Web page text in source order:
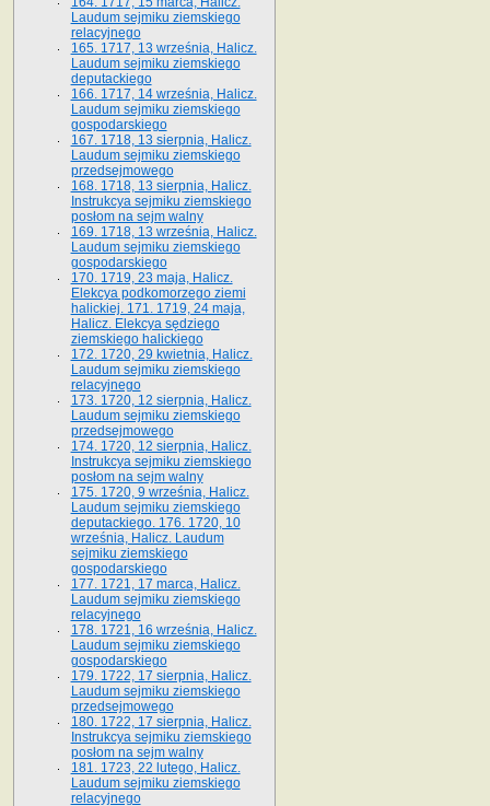
Laudum sejmiku ziemskiego
relacyjnego
165. 1717, 13 września, Halicz.
Laudum sejmiku ziemskiego
deputackiego
166. 1717, 14 września, Halicz.
Laudum sejmiku ziemskiego
gospodarskiego
167. 1718, 13 sierpnia, Halicz.
Laudum sejmiku ziemskiego
przedsejmowego
168. 1718, 13 sierpnia, Halicz.
Instrukcya sejmiku ziemskiego
posłom na sejm walny
169. 1718, 13 września, Halicz.
Laudum sejmiku ziemskiego
gospodarskiego
170. 1719, 23 maja, Halicz.
Elekcya podkomorzego ziemi
halickiej. 171. 1719, 24 maja,
Halicz. Elekcya sędziego
ziemskiego halickiego
172. 1720, 29 kwietnia, Halicz.
Laudum sejmiku ziemskiego
relacyjnego
173. 1720, 12 sierpnia, Halicz.
Laudum sejmiku ziemskiego
przedsejmowego
174. 1720, 12 sierpnia, Halicz.
Instrukcya sejmiku ziemskiego
posłom na sejm walny
175. 1720, 9 września, Halicz.
Laudum sejmiku ziemskiego
deputackiego. 176. 1720, 10
września, Halicz. Laudum
sejmiku ziemskiego
gospodarskiego
177. 1721, 17 marca, Halicz.
Laudum sejmiku ziemskiego
relacyjnego
178. 1721, 16 września, Halicz.
Laudum sejmiku ziemskiego
gospodarskiego
179. 1722, 17 sierpnia, Halicz.
Laudum sejmiku ziemskiego
przedsejmowego
180. 1722, 17 sierpnia, Halicz.
Instrukcya sejmiku ziemskiego
posłom na sejm walny
181. 1723, 22 lutego, Halicz.
Laudum sejmiku ziemskiego
relacyjnego